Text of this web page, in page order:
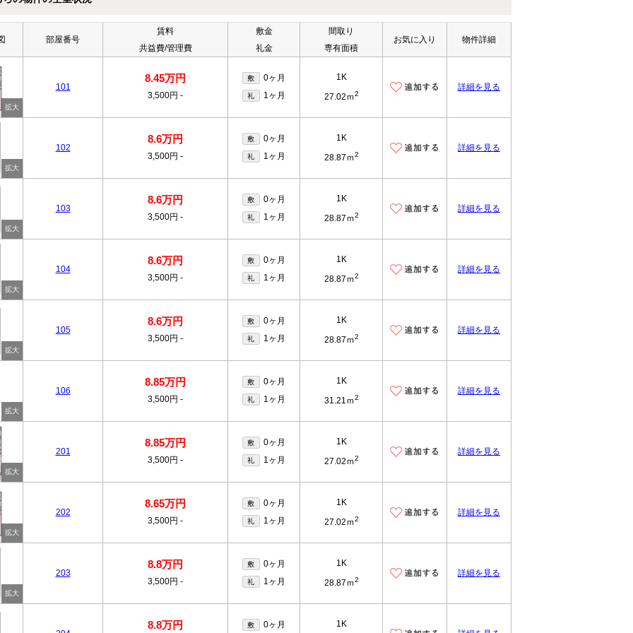
部屋番号
賃料
共益費/管理費
敷金
礼金
間取り
専有面積
お気に入り 物件詳細
101
8.45万円
3,500円 -
敷 0ヶ月
礼 1ヶ月
1K
27.02ｍ2
詳細を見る
102
8.6万円
3,500円 -
敷 0ヶ月
礼 1ヶ月
1K
28.87ｍ2
詳細を見る
103
8.6万円
3,500円 -
敷 0ヶ月
礼 1ヶ月
1K
28.87ｍ2
詳細を見る
104
8.6万円
3,500円 -
敷 0ヶ月
礼 1ヶ月
1K
28.87ｍ2
詳細を見る
105
8.6万円
3,500円 -
敷 0ヶ月
礼 1ヶ月
1K
28.87ｍ2
詳細を見る
106
8.85万円
3,500円 -
敷 0ヶ月
礼 1ヶ月
1K
31.21ｍ2
詳細を見る
201
8.85万円
3,500円 -
敷 0ヶ月
礼 1ヶ月
1K
27.02ｍ2
詳細を見る
202
8.65万円
3,500円 -
敷 0ヶ月
礼 1ヶ月
1K
27.02ｍ2
詳細を見る
203
8.8万円
3,500円 -
敷 0ヶ月
礼 1ヶ月
1K
28.87ｍ2
詳細を見る
8.8万円 敷 0ヶ月
1K